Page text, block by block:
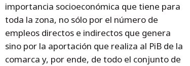
importancia socioeconómica que tiene para
toda la zona, no sólo por el número de
empleos directos e indirectos que genera
sino por la aportación que realiza al PiB de la
comarca y, por ende, de todo el conjunto de